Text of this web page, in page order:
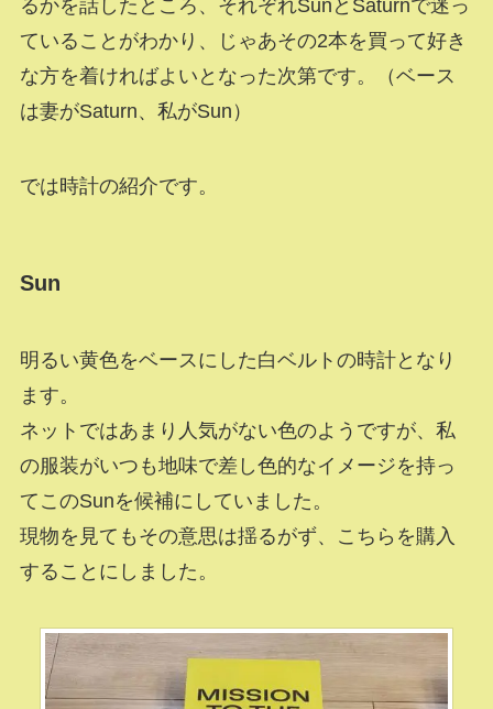
るかを話したところ、それぞれSunとSaturnで迷っ
ていることがわかり、じゃあその2本を買って好き
な方を着ければよいとなった次第です。（ベース
は妻がSaturn、私がSun）
では時計の紹介です。
Sun
明るい黄色をベースにした白ベルトの時計となり
ます。
ネットではあまり人気がない色のようですが、私
の服装がいつも地味で差し色的なイメージを持っ
てこのSunを候補にしていました。
現物を見てもその意思は揺るがず、こちらを購入
することにしました。